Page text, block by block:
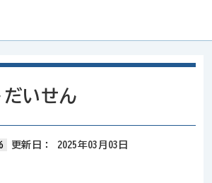
いせん
更新日： 2025年03月03日